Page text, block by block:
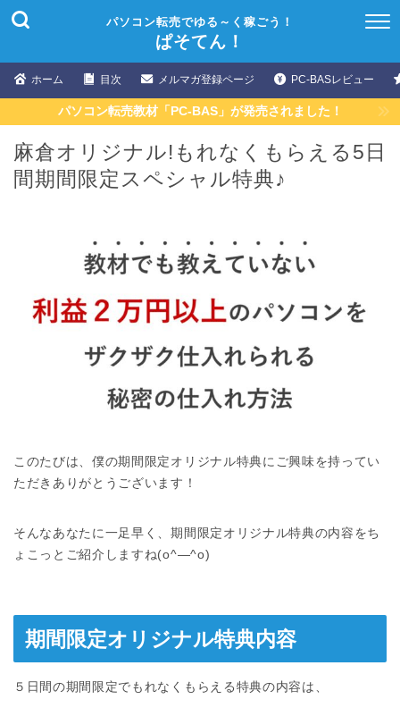
パソコン転売でゆる～く稼ごう！
ぱそてん！
ホーム 目次 メルマガ登録ページ PC-BASレビュー
パソコン転売教材「PC-BAS」が発売されました！
麻倉オリジナル!もれなくもらえる5日
間期間限定スペシャル特典♪
このたびは、僕の期間限定オリジナル特典にご興味を持ってい
ただきありがとうございます！
そんなあなたに一足早く、期間限定オリジナル特典の内容をち
ょこっとご紹介しますね(o^―^o)
期間限定オリジナル特典内容
５日間の期間限定でもれなくもらえる特典の内容は、